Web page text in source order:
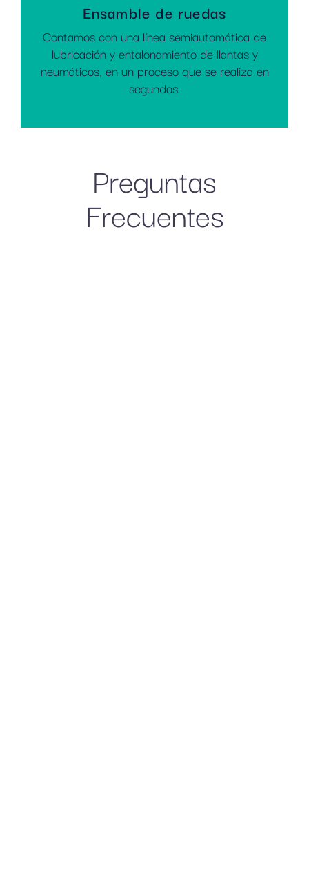
Ensamble de ruedas
Contamos con una línea semiautomática de
lubricación y entalonamiento de llantas y
neumáticos, en un proceso que se realiza en
segundos.
Preguntas
Frecuentes